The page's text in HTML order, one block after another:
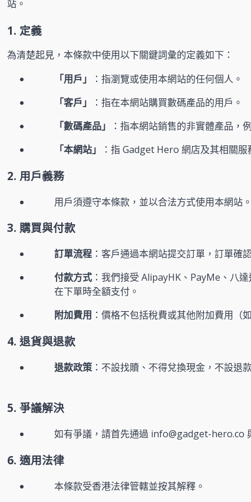
站。
1. 定義
為清楚起見，本條款中使用以下關鍵詞彙的定義如下：
「用戶」
：指瀏覽或使用本網站的任何個人。
「客戶」
：指在本網站購買數碼產品的用戶。
「數碼產品」
：指本網站銷售的非實體產品，
「本網站」
：指 Gadget Hero 網店及其相關服
2. 用戶義務
用戶須遵守本條款，並以合法方式使用本網站。
3. 購買與付款
訂單流程 ：客戶通過本網站提交訂單，訂單確
付款方式 ：我們接受 AlipayHK、PayMe、八
在下單時全額支付。
附加費用 ：價格不包括稅費或其他附加費用（
4. 退貨與退款
退款政策：不設找贖、不得兌換現金，不設退
5. 爭議解決
如有爭議，請首先通過 info@gadget-hero.co
6. 適用法律
本條款受香港法律管轄並按其解釋。